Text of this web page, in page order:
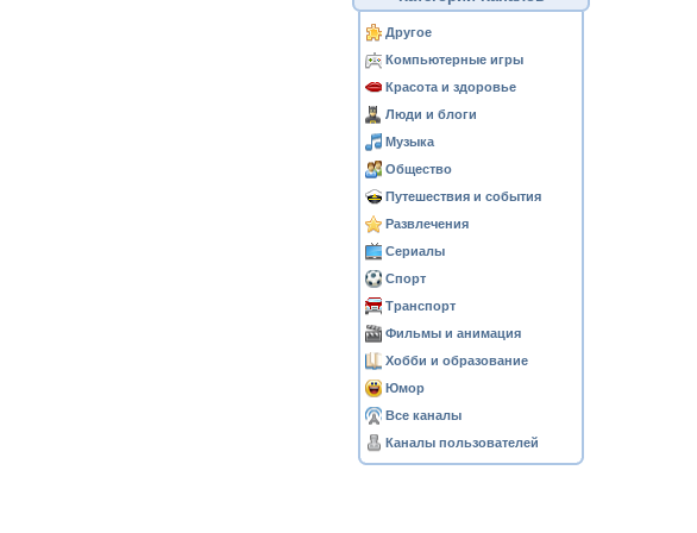
Другое
Компьютерные игры
Красота и здоровье
Люди и блоги
Музыка
Общество
Путешествия и события
Развлечения
Сериалы
Спорт
Транспорт
Фильмы и анимация
Хобби и образование
Юмор
Все каналы
Каналы пользователей